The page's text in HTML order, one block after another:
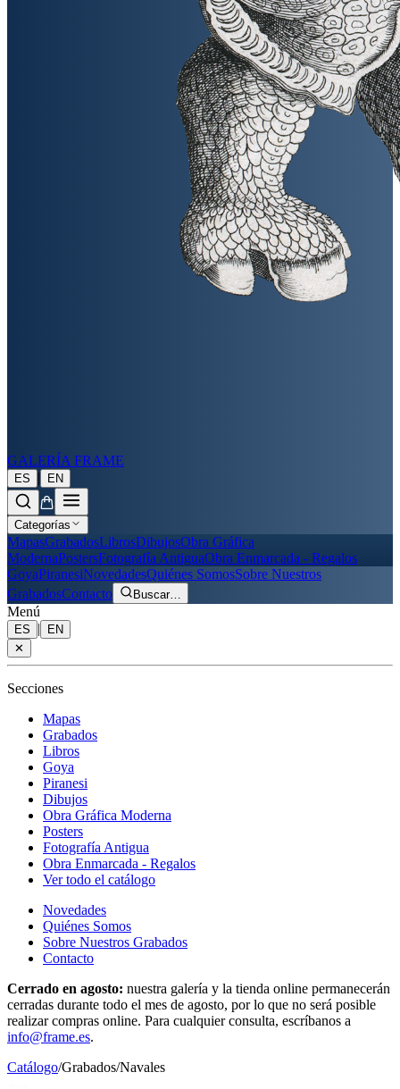
GALERÍA FRAME
ES | EN
Categorías
MapasGrabadosLibrosDibujosObra Gráfica
ModernaPostersFotografía AntiguaObra Enmarcada - Regalos
GoyaPiranesiNovedadesQuiénes SomosSobre Nuestros
GrabadosContacto Buscar…
Menú
ES |
EN
✕
Secciones
Mapas
Grabados
Libros
Goya
Piranesi
Dibujos
Obra Gráfica Moderna
Posters
Fotografía Antigua
Obra Enmarcada - Regalos
Ver todo el catálogo
Novedades
Quiénes Somos
Sobre Nuestros Grabados
Contacto
Cerrado en agosto: nuestra galería y la tienda online permanecerán
cerradas durante todo el mes de agosto, por lo que no será posible
realizar compras online. Para cualquier consulta, escríbanos a
info@frame.es.
Catálogo/Grabados/Navales